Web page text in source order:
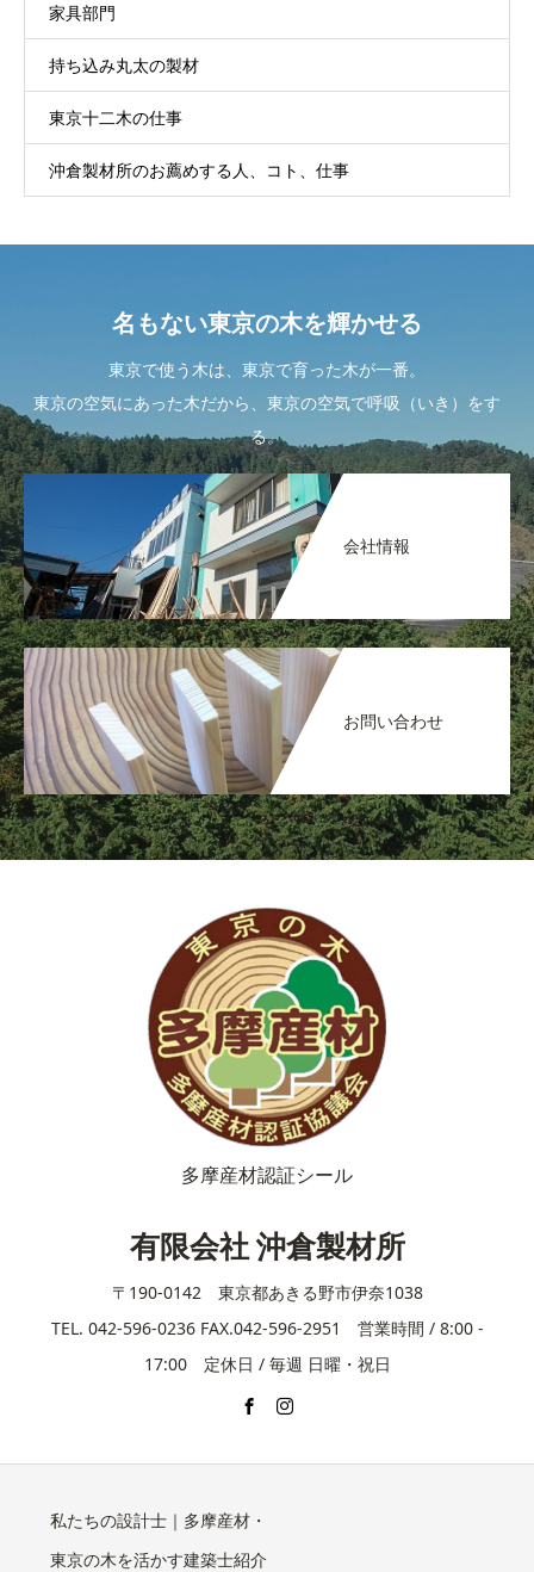
家具部門
持ち込み丸太の製材
東京十二木の仕事
沖倉製材所のお薦めする人、コト、仕事
名もない東京の木を輝かせる
東京で使う木は、東京で育った木が一番。
東京の空気にあった木だから、東京の空気で呼吸（いき）をす
る。
会社情報
お問い合わせ
多摩産材認証シール
有限会社 沖倉製材所
〒190-0142 東京都あきる野市伊奈1038
TEL. 042-596-0236 FAX.042-596-2951 営業時間 / 8:00 -
17:00 定休日 / 毎週 日曜・祝日
私たちの設計士｜多摩産材・
東京の木を活かす建築士紹介